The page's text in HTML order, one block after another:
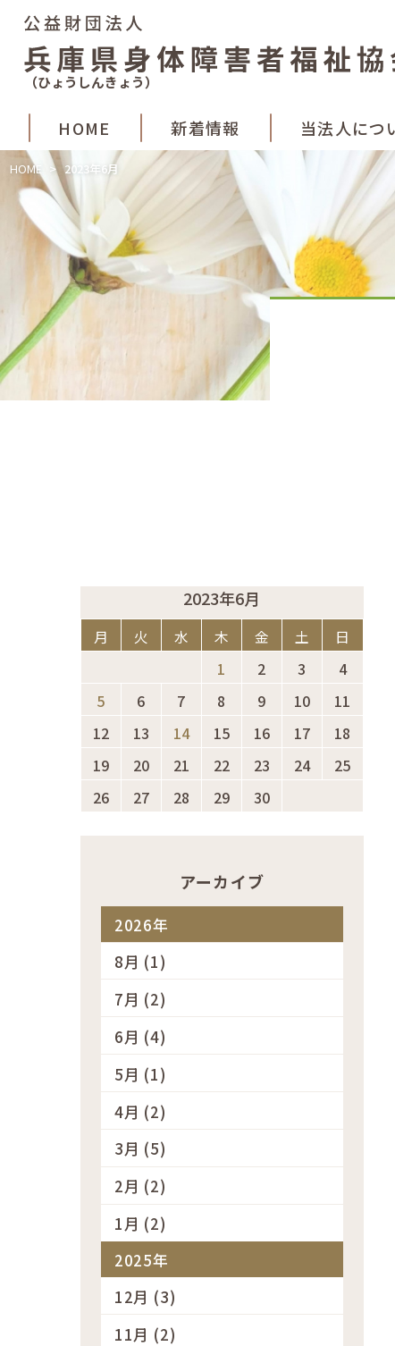
（ひょうしんきょう）
HOME 新着情報 当法人につ
HOME > 2023年6月
2023年6月
月 火 水 木 金 土
日
1
2 3
4
5
6 7 8 9 10
11
12
13 14 15 16 17
18
19
20 21 22 23 24
25
26
27 28 29 30
アーカイブ
2026年
8月 (1)
7月 (2)
6月 (4)
5月 (1)
4月 (2)
3月 (5)
2月 (2)
1月 (2)
2025年
12月 (3)
11月 (2)